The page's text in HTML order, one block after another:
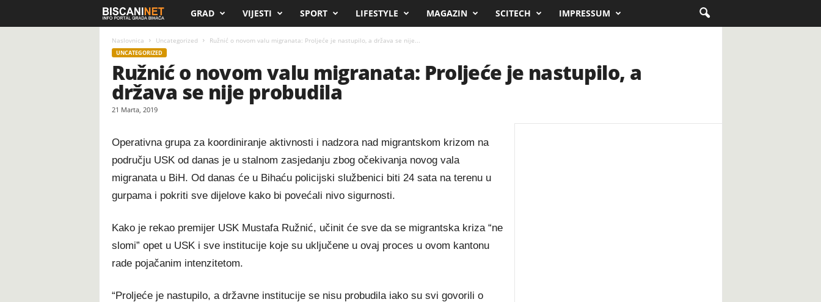
i
c
n
.
n
GRAD VIJESTI SPORT LIFESTYLE MAGAZIN SCITECH IMPRESSUM
Naslovnica Uncategorized Ružnić o novom valu migranata: Proljeće je nastupilo, a država se nije...
UNCATEGORIZED
Ružnić o novom valu migranata: Proljeće je nastupilo, a
država se nije probudila
21 Marta, 2019
Operativna grupa za koordiniranje aktivnosti i nadzora nad migrantskom krizom na
području USK od danas je u stalnom zasjedanju zbog očekivanja novog vala
migranata u BiH. Od danas će u Bihaću policijski službenici biti 24 sata na terenu u
gurpama i pokriti sve dijelove kako bi povećali nivo sigurnosti.
Kako je rekao premijer USK Mustafa Ružnić, učinit će sve da se migrantska kriza “ne
slomi” opet u USK i sve institucije koje su uključene u ovaj proces u ovom kantonu
rade pojačanim intenzitetom.
“Proljeće je nastupilo, a državne institucije se nisu probudila iako su svi govorili o